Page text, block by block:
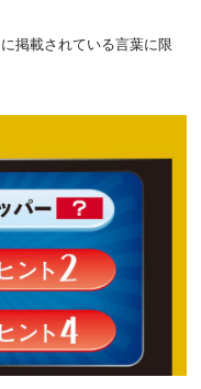
掲載されている言葉に限